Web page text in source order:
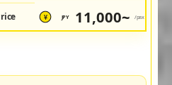
¥ JPY 11,000~ /pax